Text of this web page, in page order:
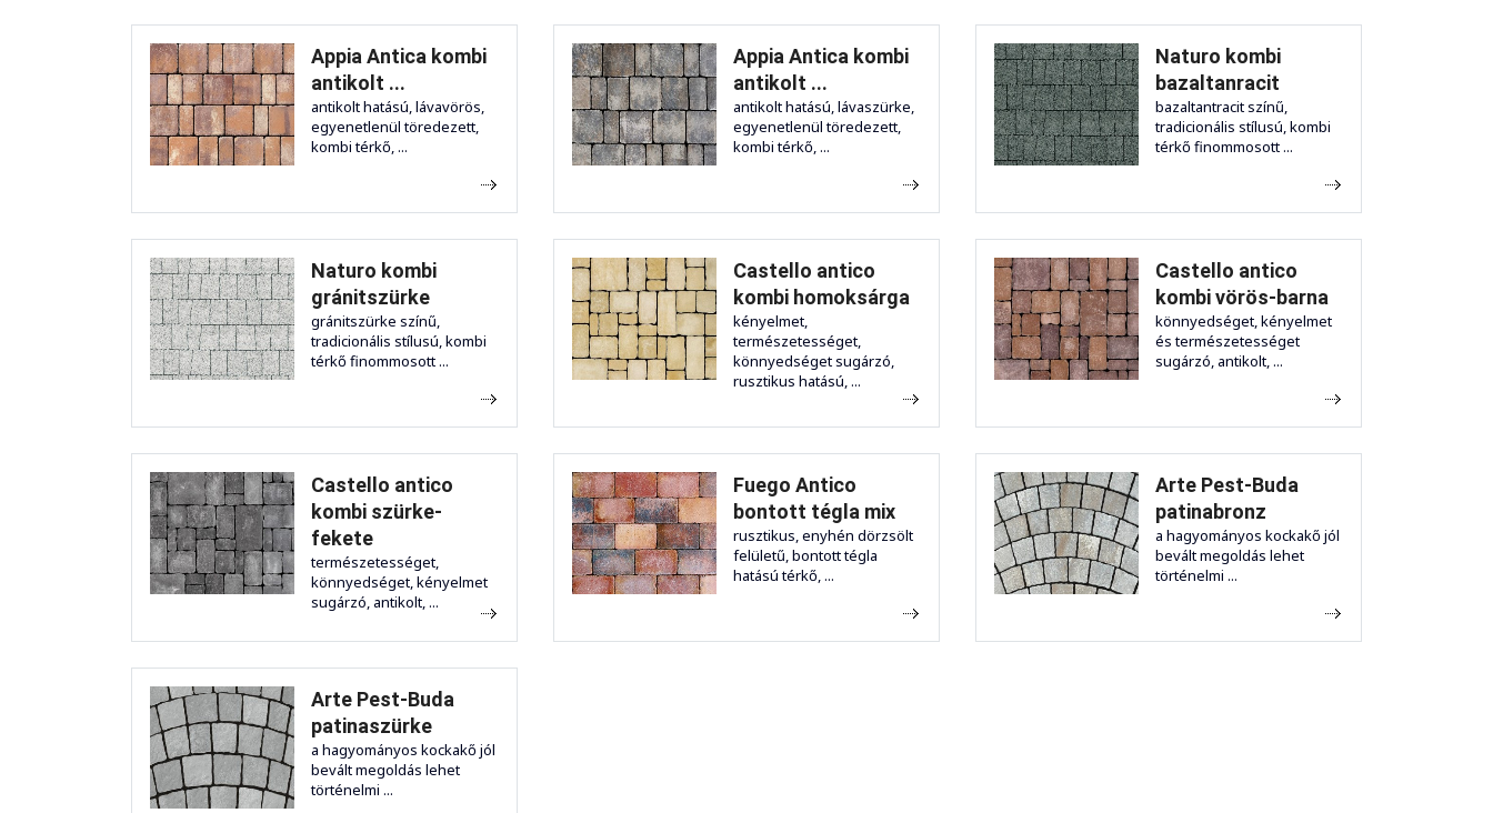
Appia Antica kombi
antikolt ...
antikolt hatású, lávavörös,
egyenetlenül töredezett,
kombi térkő, ...
Appia Antica kombi
antikolt ...
antikolt hatású, lávaszürke,
egyenetlenül töredezett,
kombi térkő, ...
Naturo kombi
bazaltanracit
bazaltantracit színű,
tradicionális stílusú, kombi
térkő finommosott ...
Naturo kombi
gránitszürke
gránitszürke színű,
tradicionális stílusú, kombi
térkő finommosott ...
Castello antico
kombi homoksárga
kényelmet,
természetességet,
könnyedséget sugárzó,
rusztikus hatású, ...
Castello antico
kombi vörös-barna
könnyedséget, kényelmet
és természetességet
sugárzó, antikolt, ...
Castello antico
kombi szürke-
fekete
természetességet,
könnyedséget, kényelmet
sugárzó, antikolt, ...
Fuego Antico
bontott tégla mix
rusztikus, enyhén dörzsölt
felületű, bontott tégla
hatású térkő, ...
Arte Pest-Buda
patinabronz
a hagyományos kockakő jól
bevált megoldás lehet
történelmi ...
Arte Pest-Buda
patinaszürke
a hagyományos kockakő jól
bevált megoldás lehet
történelmi ...